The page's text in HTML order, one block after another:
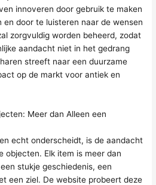
innoveren door gebruik te maken
door te luisteren naar de wensen
zorgvuldig worden beheerd, zodat
aandacht niet in het gedrang
streeft naar een duurzame
op de markt voor antiek en
Meer dan Alleen een
echt onderscheidt, is de aandacht
objecten. Elk item is meer dan
stukje geschiedenis, een
een ziel. De website probeert deze